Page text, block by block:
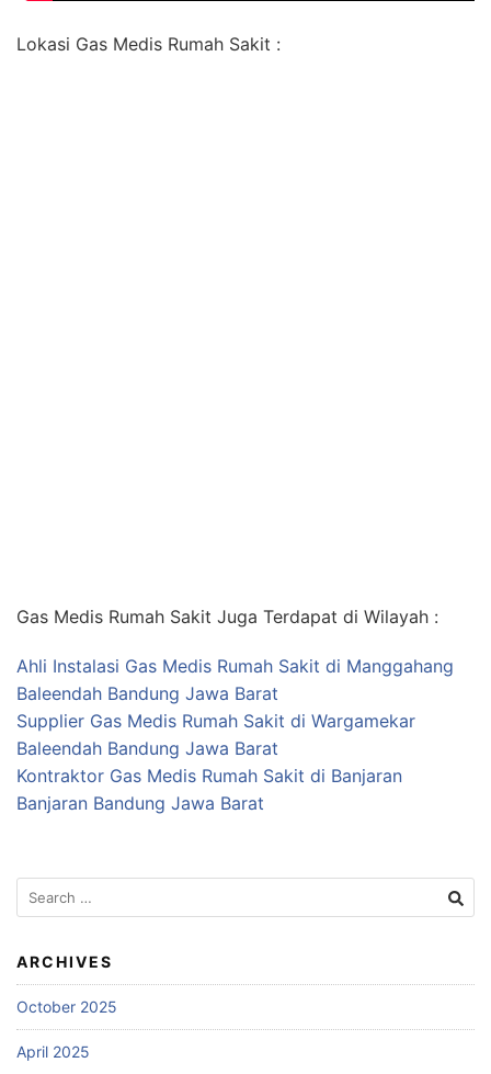
Lokasi Gas Medis Rumah Sakit :
Gas Medis Rumah Sakit Juga Terdapat di Wilayah :
Ahli Instalasi Gas Medis Rumah Sakit di Manggahang
Baleendah Bandung Jawa Barat
Supplier Gas Medis Rumah Sakit di Wargamekar
Baleendah Bandung Jawa Barat
Kontraktor Gas Medis Rumah Sakit di Banjaran
Banjaran Bandung Jawa Barat
Search
for:
ARCHIVES
October 2025
April 2025